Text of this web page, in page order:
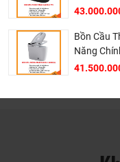
Giá thành phù
phải là rẻ nhất,
riêng cho ngành
trị với khách hàng,
bán tốt nhất trong
mà khách hàng
Bồn Cầu
Năng